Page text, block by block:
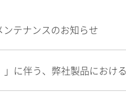
テナンスのお知らせ
に伴う、弊社製品におけ